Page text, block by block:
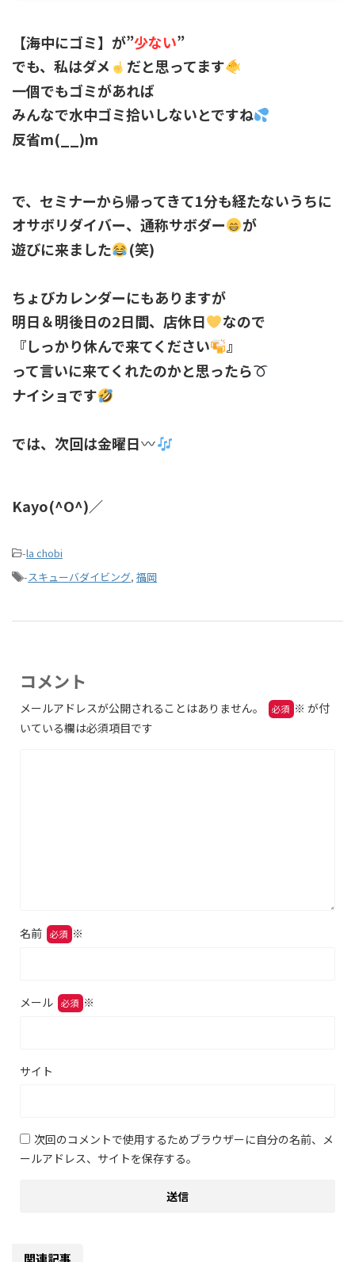
【海中にゴミ】が”少ない”
でも、私はダメ
だと思ってます
一個でもゴミがあれば
みんなで水中ゴミ拾いしないとですね
反省m(__)m
で、セミナーから帰ってきて1分も経たないうちに
オサボリダイバー、通称サボダー
が
遊びに来ました
(笑)
ちょびカレンダーにもありますが
明日＆明後日の2日間、店休日
なので
『しっかり休んで来てください
』
って言いに来てくれたのかと思ったら
ナイショです
では、次回は金曜日
Kayo(^O^)／
-la chobi
-スキューバダイビング, 福岡
コメント
メールアドレスが公開されることはありません。 ※ が付
いている欄は必須項目です
名前 ※
メール ※
サイト
次回のコメントで使用するためブラウザーに自分の名前、メ
ールアドレス、サイトを保存する。